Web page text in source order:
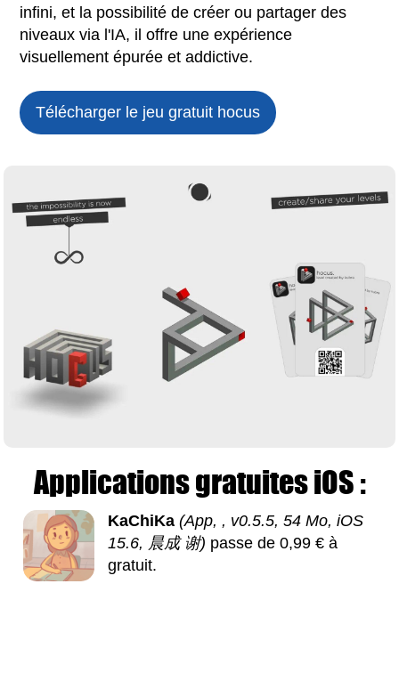
infini, et la possibilité de créer ou partager des
niveaux via l'IA, il offre une expérience
visuellement épurée et addictive.
Télécharger le jeu gratuit hocus
Applications gratuites iOS :
KaChiKa (App, , v0.5.5, 54 Mo, iOS
15.6, 晨成 谢) passe de 0,99 € à
gratuit.